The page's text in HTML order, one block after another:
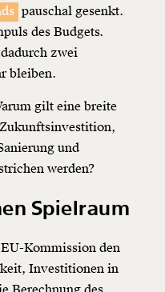
pauschal gesenkt.
des Budgets.
zwei
bleiben.
gilt eine breite
und
werden?
Spielraum
Kommission den
Investitionen in